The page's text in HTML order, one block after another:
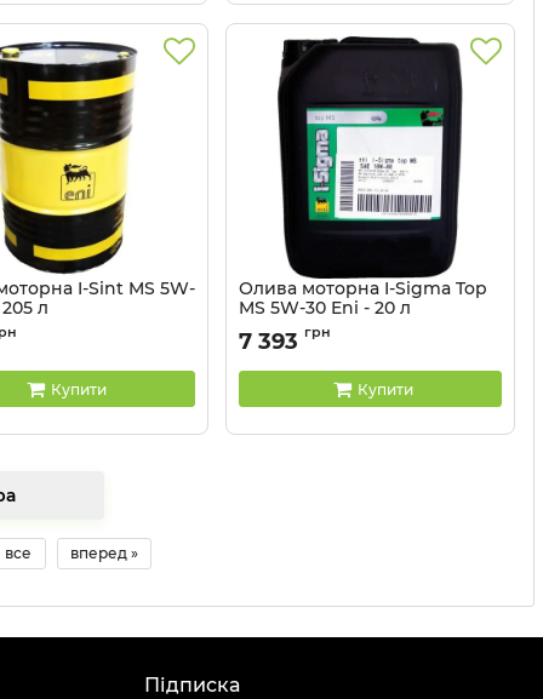
I-Sint MS 5W-
л
102210
Купити
Олива моторна I-Sigma Top
MS 5W-30 Eni - 20 л
Артикул: 106850
7 393 грн
Купити
все вперед »
Підписка